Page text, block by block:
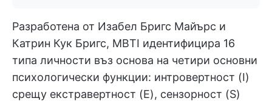
Разработена от Изабел Бригс Майърс и
Катрин Кук Бригс, MBTI идентифицира 16
типа личности въз основа на четири основни
психологически функции: интровертност (I)
срещу екстравертност (E), сензорност (S)